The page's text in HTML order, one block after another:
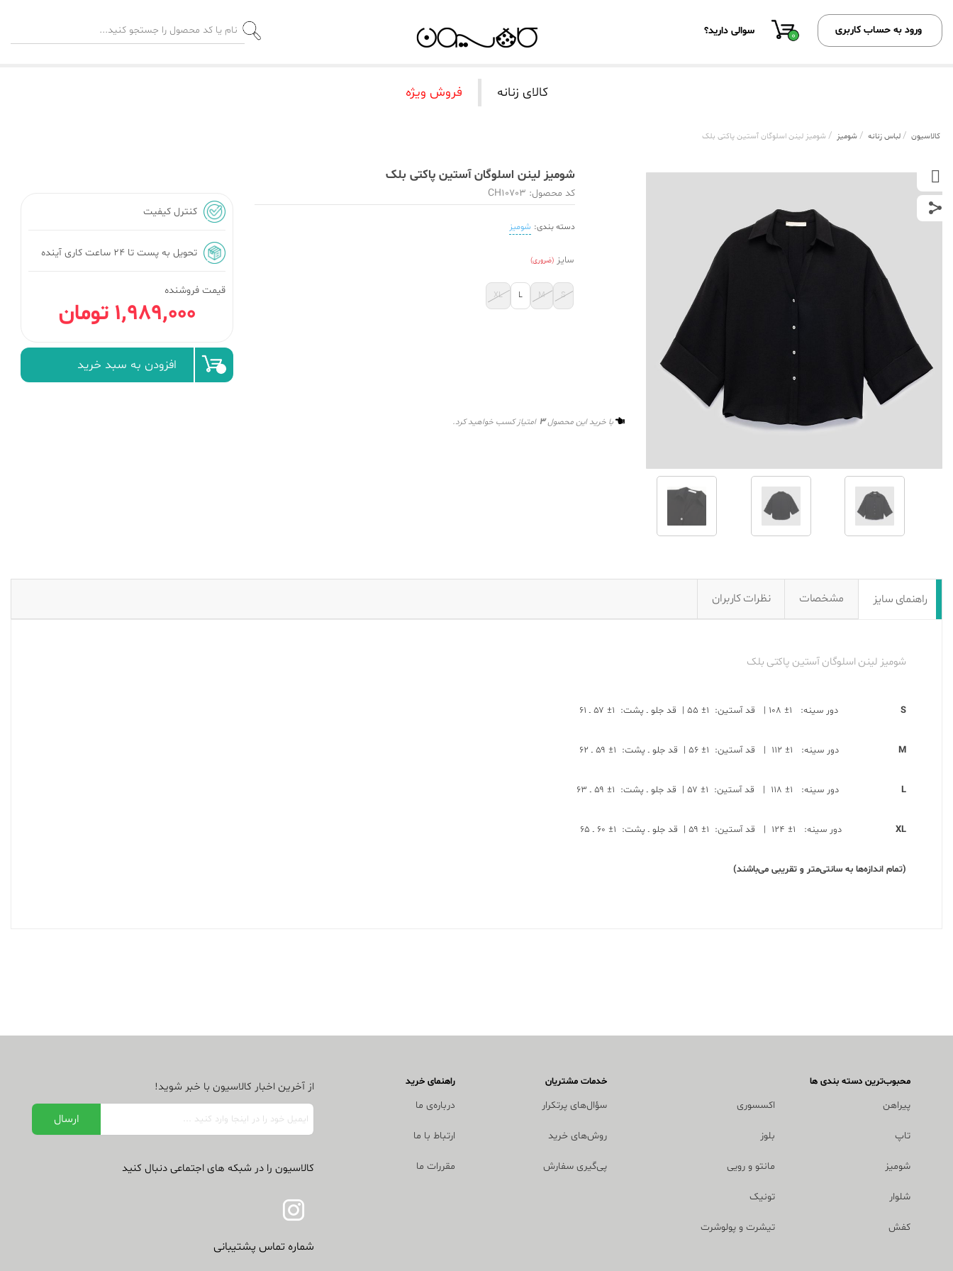
ورود به حساب کاربری 0 سوالی دارید؟
کالای زنانه فروش ویژه
کالاسیون / لباس زنانه / شومیز / شومیز لینن اسلوگان آستین پاکتی بلک
شومیز لینن اسلوگان آستین پاکتی بلک
کد محصول: CH10703
دسته بندی: شومیز
سایز (ضروری)
S
M
L
XL
کنترل کیفیت
تحویل به پست تا ۲۴ ساعت کاری آینده
قیمت فروشنده
1٬989٬000 تومان
افزودن به سبد خرید
با خرید این محصول3 امتیاز کسب خواهید کرد.
راهنمای سایز مشخصات نظرات کاربران
شومیز لینن اسلوگان آستین پاکتی بلک
S دور سینه: ۱± ۱۰۸ | قد آستین: ۱± ۵۵ | قد جلو ـ پشت: ۱± ۵۷ ـ ۶۱
M دور سینه: ۱± ۱۱۲ | قد آستین: ۱± ۵۶ | قد جلو ـ پشت: ۱± ۵۹ ـ ۶۲
L دور سینه: ۱± ۱۱۸ | قد آستین: ۱± ۵۷ | قد جلو ـ پشت: ۱± ۵۹ ـ ۶۳
XL دور سینه: ۱± ۱۲۴ | قد آستین: ۱± ۵۹ | قد جلو ـ پشت: ۱± ۶۰ ـ ۶۵
(تمام اندازه‌ها به سانتی‌متر و تقریبی می‌باشند)
محبوب‌ترین دسته بندی ها
پیراهن
تاپ
شومیز
شلوار
کفش
اکسسوری
بلوز
مانتو و رویی
تونیک
تیشرت و پولوشرت
خدمات مشتریان
سؤال‌های پرتکرار
روش‌های خرید
پی‌گیری سفارش
راهنمای خرید
درباره‌ی ما
ارتباط با ما
مقررات ما
از آخرین اخبار کالاسیون با خبر شوید!
کالاسیون را در شبکه های اجتماعی دنبال کنید
شماره تماس پشتیبانی